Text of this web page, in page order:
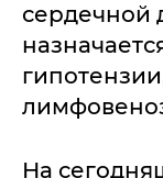
сердечной
На